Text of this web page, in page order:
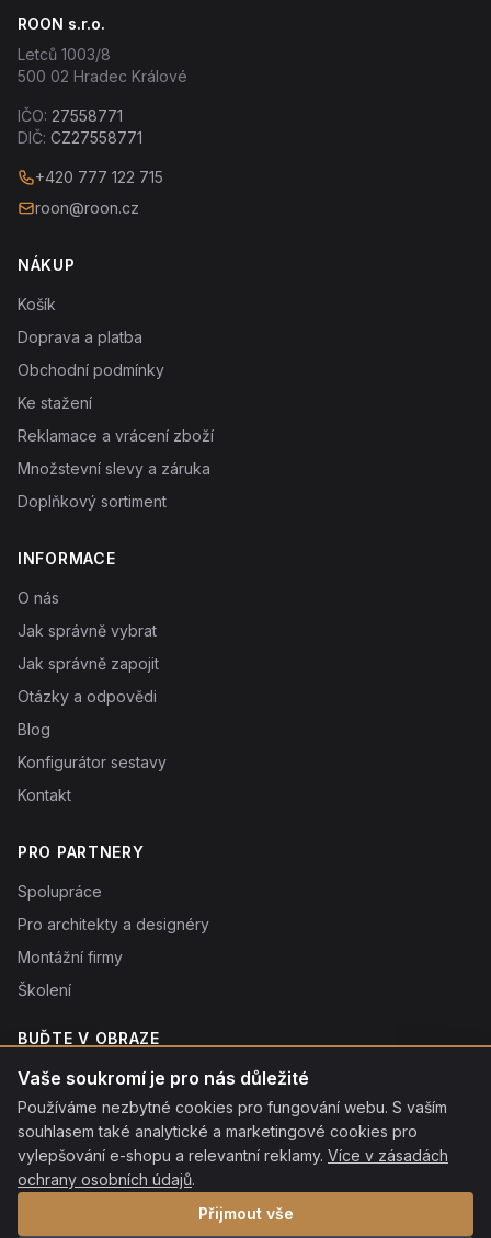
ROON s.r.o.
Letců 1003/8
500 02 Hradec Králové
IČO: 27558771
DIČ: CZ27558771
+420 777 122 715
roon@roon.cz
NÁKUP
Košík
Doprava a platba
Obchodní podmínky
Ke stažení
Reklamace a vrácení zboží
Množstevní slevy a záruka
Doplňkový sortiment
INFORMACE
O nás
Jak správně vybrat
Jak správně zapojit
Otázky a odpovědi
Blog
Konfigurátor sestavy
Kontakt
PRO PARTNERY
Spolupráce
Pro architekty a designéry
Montážní firmy
Školení
BUĎTE V OBRAZE
Novinky o produktech, tipy a slevy. Typicky 1× týdně.
Odebírat
Odebráním souhlasíte sezpracováním osobních údajů. Odhlásit se můžete kdykoliv
kliknutím na odkaz v patičce každého e-mailu.
Vaše soukromí je pro nás důležité
Používáme nezbytné cookies pro fungování webu. S vaším
souhlasem také analytické a marketingové cookies pro
vylepšování e-shopu a relevantní reklamy. Více v zásadách
ochrany osobních údajů.
Přijmout vše